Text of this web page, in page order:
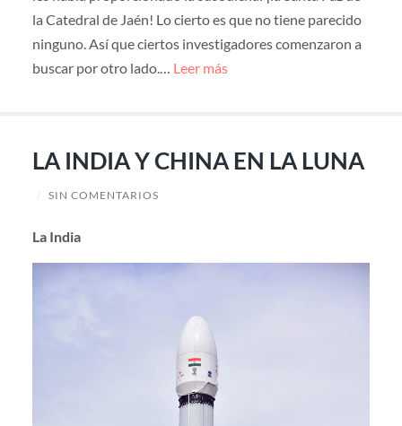
la Catedral de Jaén! Lo cierto es que no tiene parecido
ninguno. Así que ciertos investigadores comenzaron a
buscar por otro lado.… Leer más
LA INDIA Y CHINA EN LA LUNA
/ SIN COMENTARIOS
La India